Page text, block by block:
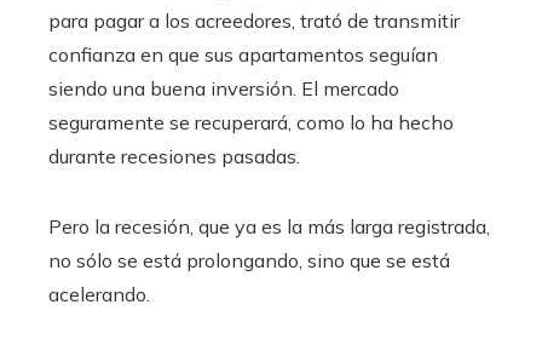
para pagar a los acreedores, trató de transmitir
confianza en que sus apartamentos seguían
siendo una buena inversión. El mercado
seguramente se recuperará, como lo ha hecho
durante recesiones pasadas.
Pero la recesión, que ya es la más larga registrada,
no sólo se está prolongando, sino que se está
acelerando.